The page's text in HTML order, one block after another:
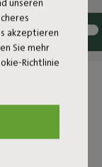
akzeptieren
Sie mehr
Richtlinie
zu einer Bank